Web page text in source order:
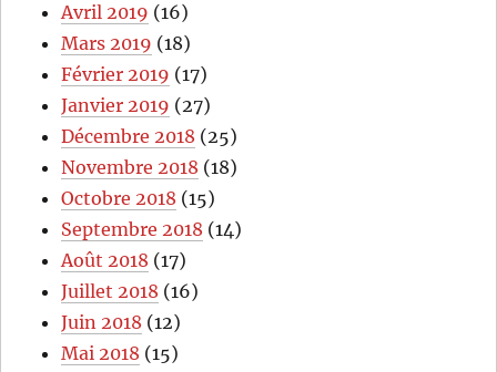
Avril 2019 (16)
Mars 2019 (18)
Février 2019 (17)
Janvier 2019 (27)
Décembre 2018 (25)
Novembre 2018 (18)
Octobre 2018 (15)
Septembre 2018 (14)
Août 2018 (17)
Juillet 2018 (16)
Juin 2018 (12)
Mai 2018 (15)